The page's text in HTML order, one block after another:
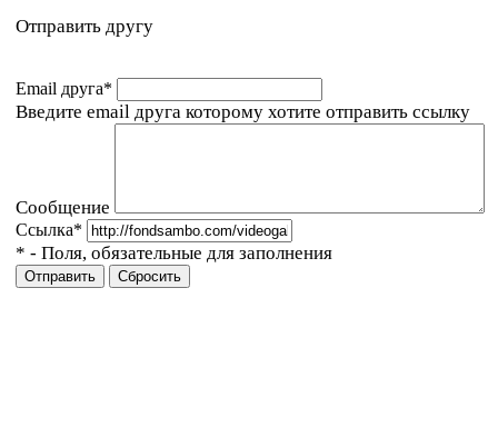
Отправить другу
Email друга*
Введите email друга которому хотите отправить ссылку
Сообщение
Ссылка*
* - Поля, обязательные для заполнения